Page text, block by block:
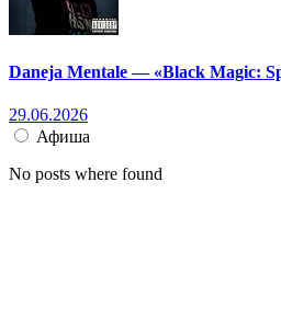
Daneja Mentale — «Black Magic:
29.06.2026
Афиша
No posts where found